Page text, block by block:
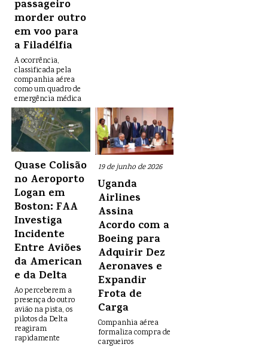
passageiro
morder outro
em voo para
a Filadélfia
A ocorrência,
classificada pela
companhia aérea
como um quadro de
emergência médica
Quase Colisão
no Aeroporto
Logan em
Boston: FAA
Investiga
Incidente
Entre Aviões
da American
e da Delta
Ao perceberem a
presença do outro
avião na pista, os
pilotos da Delta
reagiram
rapidamente
19 de junho de 2026
Uganda
Airlines
Assina
Acordo com a
Boeing para
Adquirir Dez
Aeronaves e
Expandir
Frota de
Carga
Companhia aérea
formaliza compra de
cargueiros